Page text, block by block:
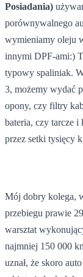
Posiadania)
porównywalnego
wymieniamy oleju
innymi DPF-ami:)
typowy spaliniak.
3, możemy wydać
opony, czy filtry
bateria, czy tarcze i
przez setki tysięcy
Mój dobry kolega,
przebiegu prawie
warsztat
najmniej 150 000
uznał, że skoro